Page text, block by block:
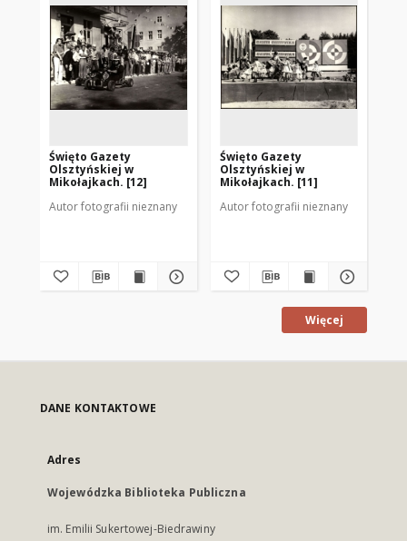
Święto Gazety
Olsztyńskiej w
Mikołajkach. [12]
Autor fotografii nieznany
Święto Gazety
Olsztyńskiej w
Mikołajkach. [11]
Autor fotografii nieznany
Więcej
DANE KONTAKTOWE
Adres
Wojewódzka Biblioteka Publiczna
im. Emilii Sukertowej-Biedrawiny